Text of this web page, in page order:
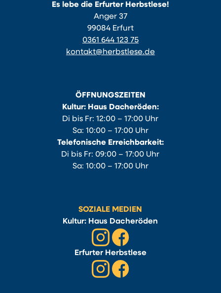
Es lebe die Erfurter Herbstlese!
Anger 37
99084 Erfurt
0361 644 123 75
kontakt@herbstlese.de
ÖFFNUNGSZEITEN
Kultur: Haus Dacheröden:
Di bis Fr: 12:00 – 17:00 Uhr
Sa: 10:00 – 17:00 Uhr
Telefonische Erreichbarkeit:
Di bis Fr: 09:00 – 17:00 Uhr
Sa: 10:00 – 17:00 Uhr
SOZIALE MEDIEN
Kultur: Haus Dacheröden
Erfurter Herbstlese